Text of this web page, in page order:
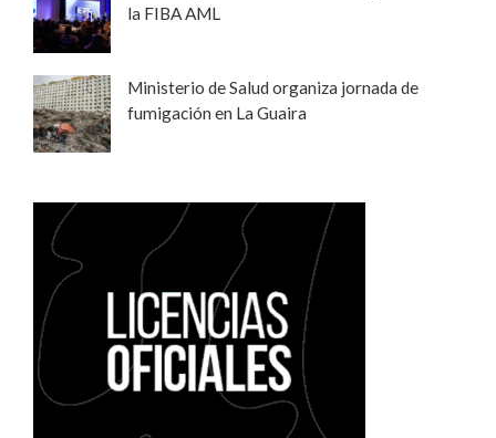
la FIBA AML
Ministerio de Salud organiza jornada de
fumigación en La Guaira